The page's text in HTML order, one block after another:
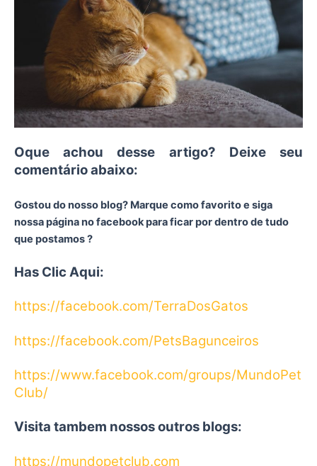
Oque achou desse artigo? Deixe seu
comentário abaixo:
Gostou do nosso blog? Marque como favorito e siga
nossa página no facebook para ficar por dentro de tudo
que postamos ?
Has Clic Aqui:
https://facebook.com/TerraDosGatos
https://facebook.com/PetsBagunceiros
https://www.facebook.com/groups/MundoPet
Club/
Visita tambem nossos outros blogs:
https://mundopetclub.com